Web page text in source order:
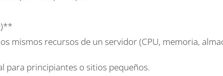
mismos recursos de un servidor (CPU, memoria,
para principiantes o sitios pequeños.